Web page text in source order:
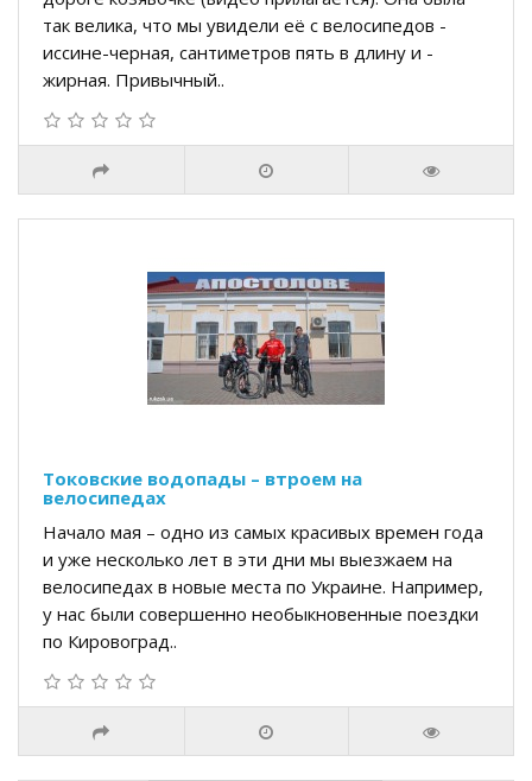
так велика, что мы увидели её с велосипедов -
иссине-черная, сантиметров пять в длину и -
жирная. Привычный..
Токовские водопады – втроем на
велосипедах
Начало мая – одно из самых красивых времен года
и уже несколько лет в эти дни мы выезжаем на
велосипедах в новые места по Украине. Например,
у нас были совершенно необыкновенные поездки
по Кировоград..